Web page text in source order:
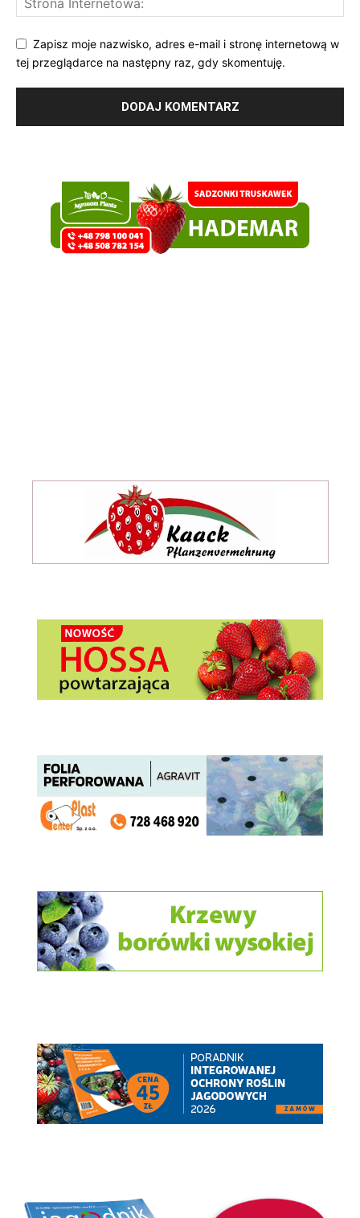
Zapisz moje nazwisko, adres e-mail i stronę internetową w
tej przeglądarce na następny raz, gdy skomentuję.